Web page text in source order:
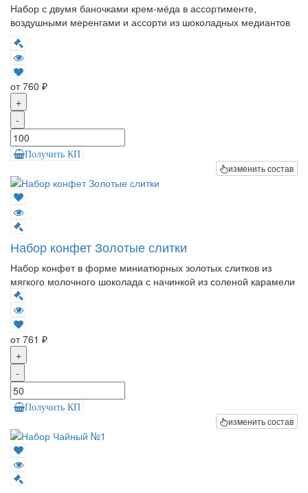
Набор с двумя баночками крем-мёда в ассортименте,
воздушными меренгами и ассорти из шоколадных медиантов
от 760 ₽
+
-
Получить КП
изменить состав
Набор конфет Золотые слитки
Набор конфет в форме миниатюрных золотых слитков из
мягкого молочного шоколада с начинкой из соленой карамели
от 761 ₽
+
-
Получить КП
изменить состав